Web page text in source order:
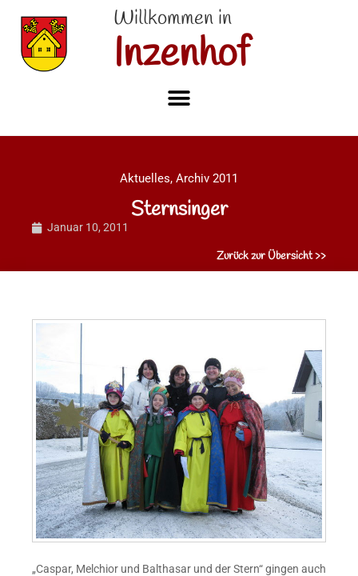
Willkommen in
Inzenhof
Aktuelles, Archiv 2011
Sternsinger
Januar 10, 2011
Zurück zur Übersicht >>
„Caspar, Melchior und Balthasar und der Stern“ gingen auch